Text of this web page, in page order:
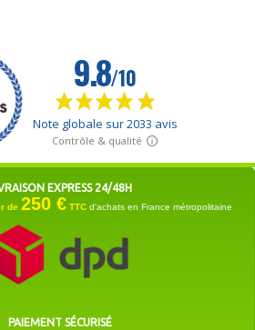
EXPRESS 24/48H
de 250 € TTC d'achats en France métropolitaine
PAIEMENT SÉCURISÉ